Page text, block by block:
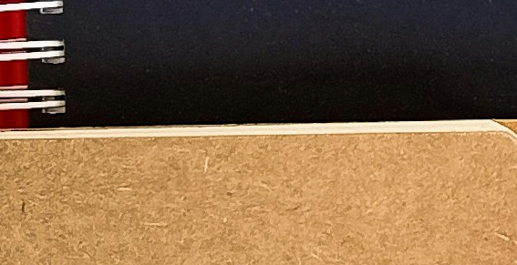
HAPPENING est un projet européen qui étudie des
d’accompagnement reliant pratiques artistiques
compétences entrepreneuriales. Il contribue à la
de connaissances sur les carrières artistiques durables